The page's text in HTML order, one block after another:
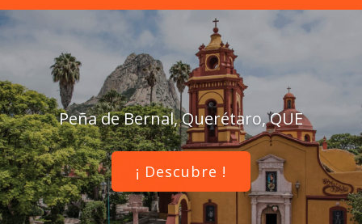
Peña de Bernal, Querétaro, QUE
¡ Descubre !